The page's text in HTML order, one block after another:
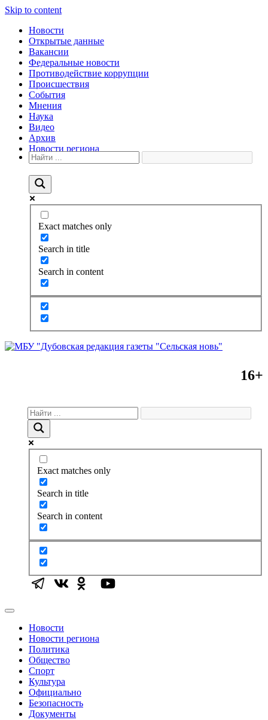
Skip to content
Новости
Открытые данные
Вакансии
Федеральные новости
Противодействие коррупции
Происшествия
События
Мнения
Наука
Видео
Архив
Новости региона
Exact matches only
Search in title
Search in content
16+
Exact matches only
Search in title
Search in content
Новости
Новости региона
Политика
Общество
Спорт
Культура
Официально
Безопасность
Документы